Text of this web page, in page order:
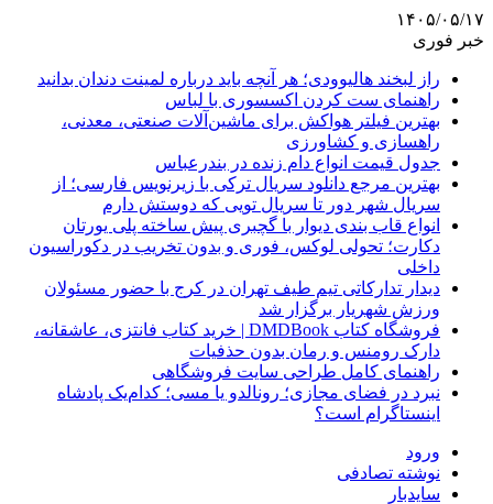
۱۴۰۵/۰۵/۱۷
خبر فوری
راز لبخند هالیوودی؛ هر آنچه باید درباره لمینت دندان بدانید
راهنمای ست کردن اکسسوری با لباس
بهترین فیلتر هواکش برای ماشین‌آلات صنعتی، معدنی،
راهسازی و کشاورزی
جدول قیمت انواع دام زنده در بندرعباس
بهترین مرجع دانلود سریال ترکی با زیرنویس فارسی؛ از
سریال شهر دور تا سریال تویی که دوستش دارم
انواع قاب بندی دیوار با گچبری پیش ساخته پلی یورتان
دکارت؛ تحولی لوکس، فوری و بدون تخریب در دکوراسیون
داخلی
دیدار تدارکاتی تیم طیف تهران در کرج با حضور مسئولان
ورزش شهریار برگزار شد
فروشگاه کتاب DMDBook | خرید کتاب فانتزی، عاشقانه،
دارک رومنس و رمان بدون حذفیات
راهنمای کامل طراحی سایت فروشگاهی
نبرد در فضای مجازی؛ رونالدو یا مسی؛ کدام‌یک پادشاه
اینستاگرام است؟
ورود
نوشته تصادفی
سایدبار